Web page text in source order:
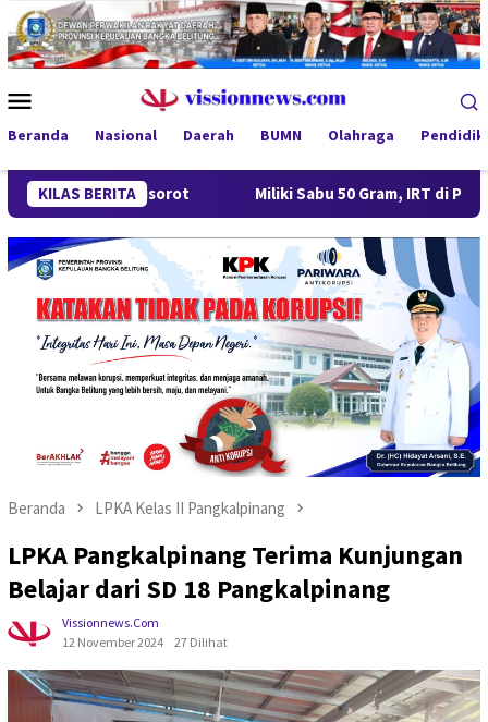
Loncat
ke
konten
Mobile
Beranda Nasional Daerah BUMN Olahraga
KILAS BERITA
Disorot Miliki Sabu 50 Gram, IRT di Pangkalpinang
Beranda LPKA Kelas II Pangkalpinang
LPKA Pangkalpinang Terima Kunjungan
Belajar dari SD 18 Pangkalpinang
Vissionnews.com
12 November 2024
27 Dilihat